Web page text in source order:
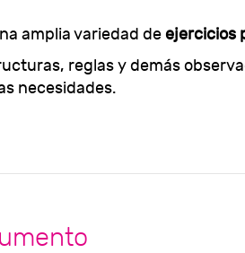
amplia variedad deejercicios
reglas y demás
necesidades.